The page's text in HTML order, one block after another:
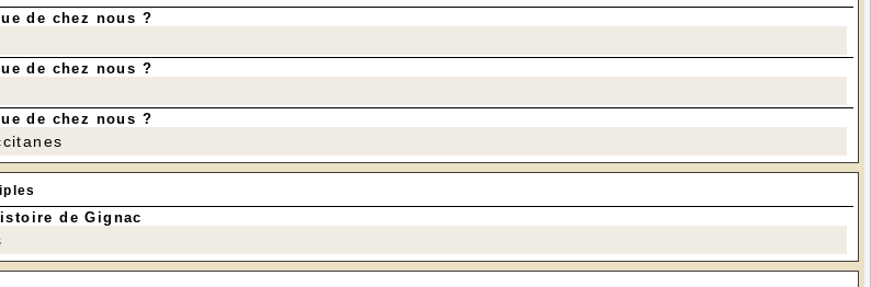
de chez nous ?
de chez nous ?
de chez nous ?
de Gignac